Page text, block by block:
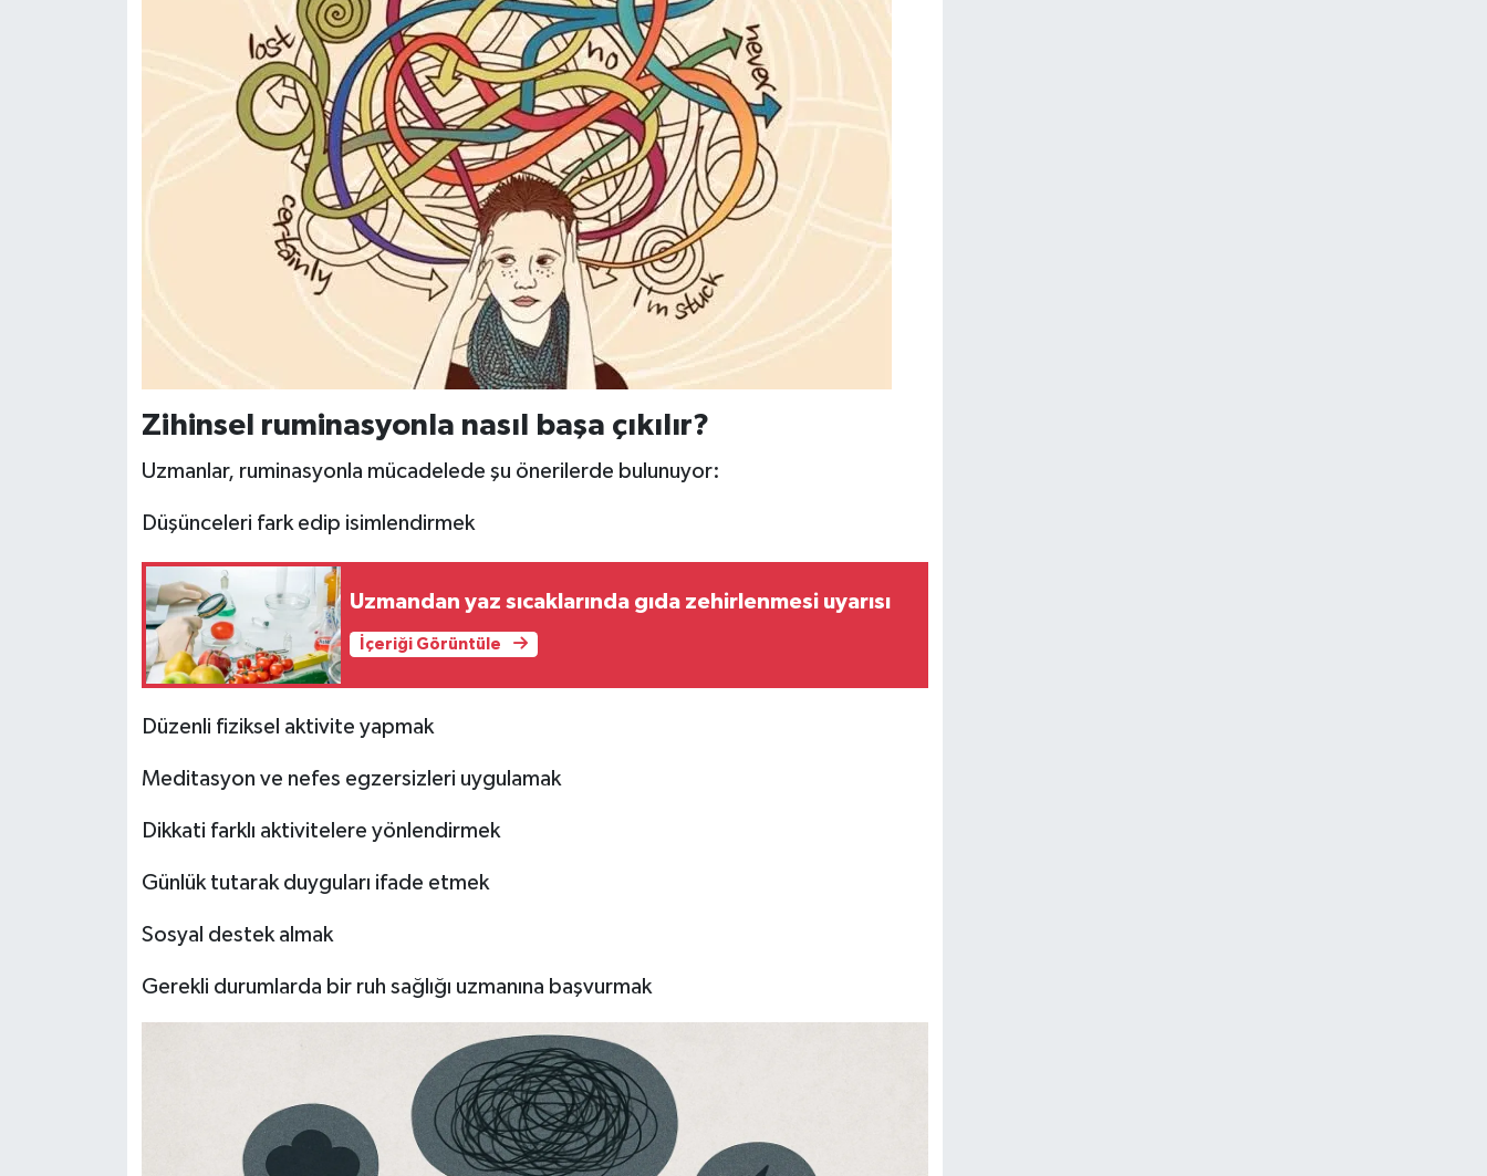
Zihinsel ruminasyonla nasıl başa çıkılır?
Uzmanlar, ruminasyonla mücadelede şu önerilerde bulunuyor:
Düşünceleri fark edip isimlendirmek
Uzmandan yaz sıcaklarında gıda zehirlenmesi uyarısı
İçeriği Görüntüle
Düzenli fiziksel aktivite yapmak
Meditasyon ve nefes egzersizleri uygulamak
Dikkati farklı aktivitelere yönlendirmek
Günlük tutarak duyguları ifade etmek
Sosyal destek almak
Gerekli durumlarda bir ruh sağlığı uzmanına başvurmak